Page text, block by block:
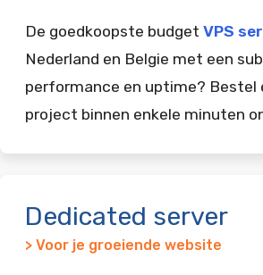
De goedkoopste budget VPS
Nederland en Belgie met een
performance en uptime? Bestel
project binnen enkele minuten
Dedicated server
> Voor je groeiende website